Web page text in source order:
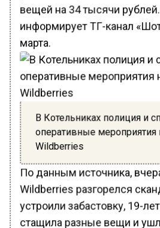
вещей на 34 тысячи
информирует ТГ-канал
марта.
В Котельниках полиция и
оперативные мероприятия
Wildberries
По данным источника,
Wildberries разгорелся
устроили забастовку, 19-
стащила разные вещи и